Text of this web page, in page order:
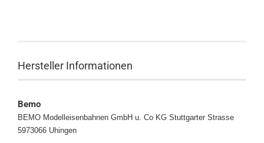
Hersteller Informationen
Bemo
BEMO Modelleisenbahnen GmbH u. Co KG Stuttgarter Strasse
5973066 Uhingen